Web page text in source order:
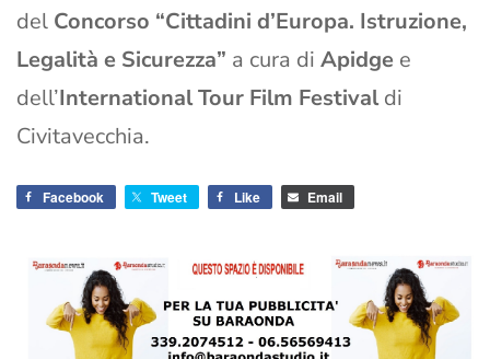
del Concorso “Cittadini d’Europa. Istruzione,
Legalità e Sicurezza” a cura di Apidge e
dell’International Tour Film Festivaldi
Civitavecchia.
Facebook Tweet Like Email